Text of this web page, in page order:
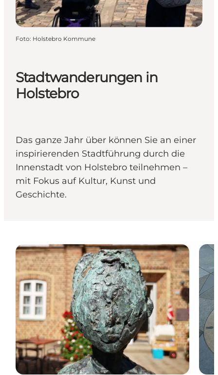
Stadtwanderungen in
Holstebro
Das ganze Jahr über können Sie an einer
inspirierenden Stadtführung durch die
Innenstadt von Holstebro teilnehmen –
mit Fokus auf Kultur, Kunst und
Geschichte.
Foto: Holstebro Kommune